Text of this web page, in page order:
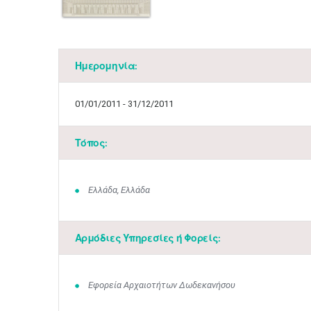
Ημερομηνία:
01/01/2011 - 31/12/2011
Τόπος:
Ελλάδα, Ελλάδα
Αρμόδιες Υπηρεσίες ή Φορείς:
Εφορεία Αρχαιοτήτων Δωδεκανήσου